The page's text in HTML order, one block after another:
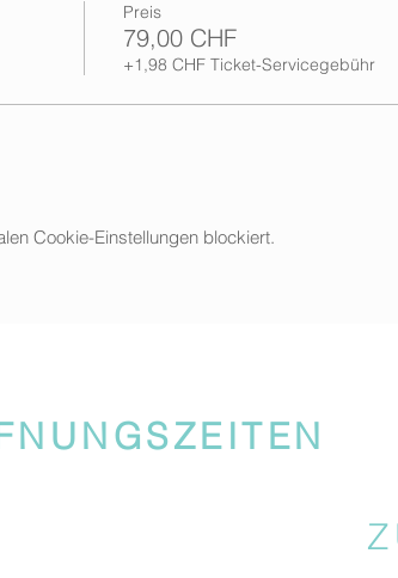
Preis
79,00 CHF
+1,98 CHF Ticket-Servicegebühr
Cookie-Einstellungen blockiert.